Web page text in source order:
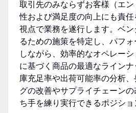
取引先のみならずお客様（エ
性および満足度の向上にも責
視点で業務を遂行します。ベ
るための施策を特定し、パフ
しながら、効率的なオペレー
に基づく商品の最適なライン
庫充足率や出荷可能率の分析
グの改善やサプライチェーン
ち手を練り実行できるポジショ